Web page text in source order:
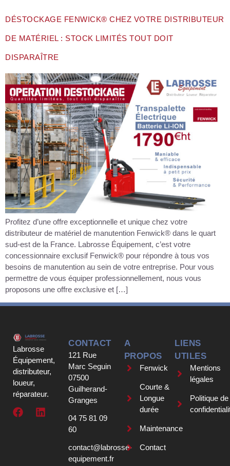
DÉSTOCKAGE FENWICK® CHEZ VOTRE DISTRIBUTEUR
DE MATÉRIEL : STOCK LIMITÉS TOUT DOIT
DISPARAÎTRE
Profitez d’une offre exceptionnelle et unique chez votre
distributeur de matériel de manutention Fenwick® dans le quart
sud-est de la France. Labrosse Équipement, c’est votre
concessionnaire exclusif Fenwick® pour répondre à tous vos
besoins de manutention au sein de votre entreprise. Pour vous
permettre de vous équiper professionnellement, nous vous
proposons une offre exclusive et […]
Labrosse
Équipement,
distributeur,
loueur,
réparateur.
CONTACT
121 Rue
Marc Seguin
07500
Guilherand-
Granges
04 75 81 09
60
contact@labrosse-
equipement.fr
A
PROPOS
Fenwick
Courte &
Longue
durée
Maintenance
Contact
LIENS
UTILES
Mentions
légales
Politique de